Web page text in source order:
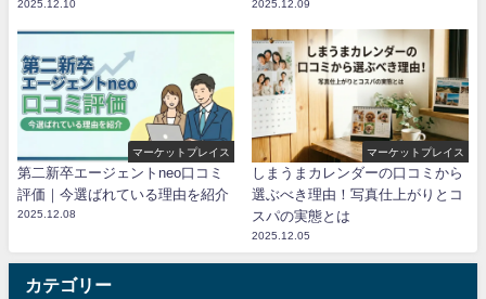
2025.12.10 2025.12.09
マーケットプレイス
第二新卒エージェントneo口コミ
評価｜今選ばれている理由を紹介
2025.12.08
マーケットプレイス
しまうまカレンダーの口コミから
選ぶべき理由！写真仕上がりとコ
スパの実態とは
2025.12.05
カテゴリー